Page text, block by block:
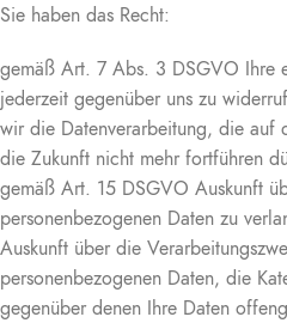
Sie haben das Recht:
gemäß Art. 7 Abs. 3 DSGVO Ihre
jederzeit gegenüber uns zu
wir die Datenverarbeitung, die auf
die Zukunft nicht mehr fortführen
gemäß Art. 15 DSGVO Auskunft
personenbezogenen Daten zu
Auskunft über die
personenbezogenen Daten, die
gegenüber denen Ihre Daten